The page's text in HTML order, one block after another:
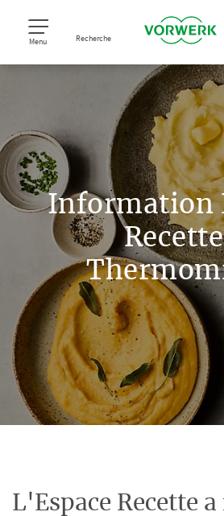
Menu Recherche
Information
L'Espace Recette a